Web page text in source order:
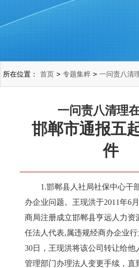
所在位置： 首页 > 专题集粹 > 一问责八清
一问责八清理
邯郸市通报五
件
1.邯郸县人社局社保中心干
办企业问题。王现洪于2011年6
商局注册成立邯郸县亨远人力资
任法人代表,属违规经商办企业行
30日，王现洪将该公司转让给他
管理部门办理法人变更手续，直